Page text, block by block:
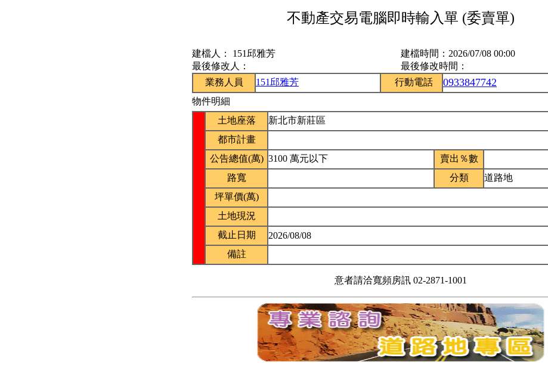
不動產交易電腦即時輸入單 (委賣單)
建檔人： 151邱雅芳 建檔時間： 2026/07/08 00:00
最後修改人：
最後修改時間：
業務人員
151邱雅芳 行動電話 0933847742
物件明細
土地座落
新北市新莊區
都市計畫
公告總值(萬) 3100 萬元以下
賣出％數
路寬
分類
道路地
坪單價(萬)
土地現況
截止日期
2026/08/08
備註
意者請洽寬頻房訊 02-2871-1001